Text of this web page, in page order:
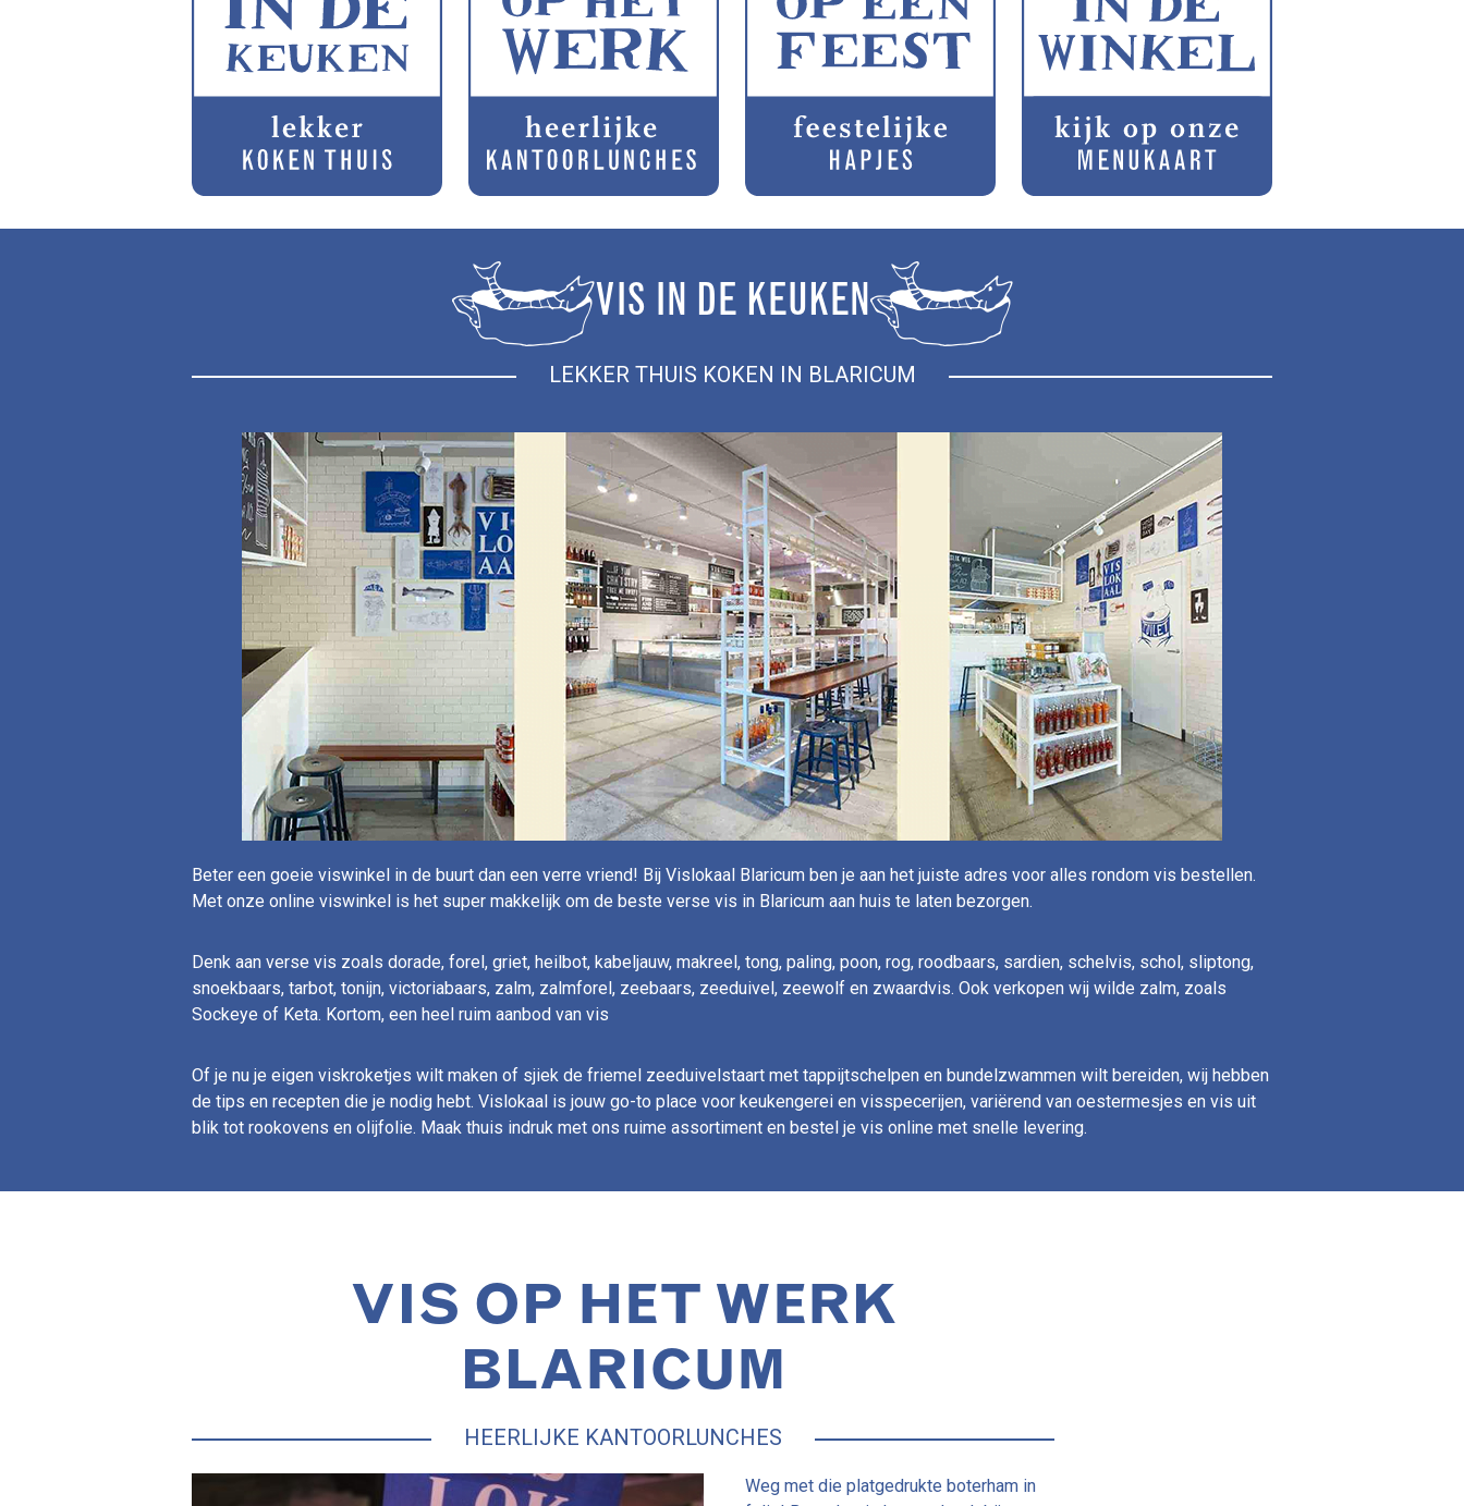
VIS IN DE KEUKEN
LEKKER THUIS KOKEN IN BLARICUM
Beter een goeie viswinkel in de buurt dan een verre vriend! Bij Vislokaal Blaricum ben je aan het juiste adres voor alles rondom vis bestellen.
Met onze online viswinkel is het super makkelijk om de beste verse vis in Blaricum aan huis te laten bezorgen.
Denk aan verse vis zoals dorade, forel, griet, heilbot, kabeljauw, makreel, tong, paling, poon, rog, roodbaars, sardien, schelvis, schol, sliptong,
snoekbaars, tarbot, tonijn, victoriabaars, zalm, zalmforel, zeebaars, zeeduivel, zeewolf en zwaardvis. Ook verkopen wij wilde zalm, zoals
Sockeye of Keta. Kortom, een heel ruim aanbod van vis
Of je nu je eigen viskroketjes wilt maken of sjiek de friemel zeeduivelstaart met tappijtschelpen en bundelzwammen wilt bereiden, wij hebben
de tips en recepten die je nodig hebt. Vislokaal is jouw go-to place voor keukengerei en visspecerijen, variërend van oestermesjes en vis uit
blik tot rookovens en olijfolie. Maak thuis indruk met ons ruime assortiment en bestel je vis online met snelle levering.
VIS OP HET WERK
BLARICUM
HEERLIJKE KANTOORLUNCHES
Weg met die platgedrukte boterham in